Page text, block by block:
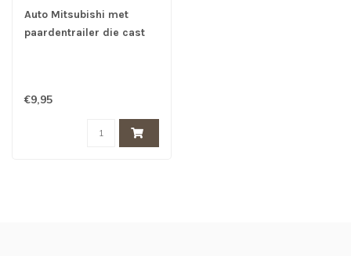
Auto Mitsubishi met
paardentrailer die cast
€9,95